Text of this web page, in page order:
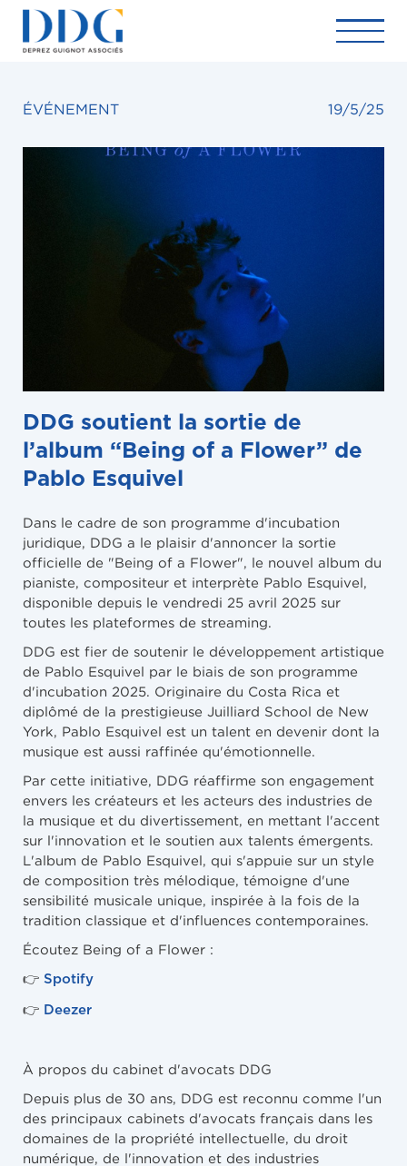
ÉVÉNEMENT 19/5/25
DDG soutient la sortie de
l’album “Being of a Flower” de
Pablo Esquivel
Dans le cadre de son programme d'incubation
juridique, DDG a le plaisir d'annoncer la sortie
officielle de "Being of a Flower", le nouvel album du
pianiste, compositeur et interprète Pablo Esquivel,
disponible depuis le vendredi 25 avril 2025 sur
toutes les plateformes de streaming.
DDG est fier de soutenir le développement artistique
de Pablo Esquivel par le biais de son programme
d'incubation 2025. Originaire du Costa Rica et
diplômé de la prestigieuse Juilliard School de New
York, Pablo Esquivel est un talent en devenir dont la
musique est aussi raffinée qu'émotionnelle.
Par cette initiative, DDG réaffirme son engagement
envers les créateurs et les acteurs des industries de
la musique et du divertissement, en mettant l'accent
sur l'innovation et le soutien aux talents émergents.
L'album de Pablo Esquivel, qui s'appuie sur un style
de composition très mélodique, témoigne d'une
sensibilité musicale unique, inspirée à la fois de la
tradition classique et d'influences contemporaines.
Écoutez Being of a Flower :
👉 Spotify
👉 Deezer
À propos du cabinet d'avocats DDG
Depuis plus de 30 ans, DDG est reconnu comme l'un
des principaux cabinets d'avocats français dans les
domaines de la propriété intellectuelle, du droit
numérique, de l'innovation et des industries